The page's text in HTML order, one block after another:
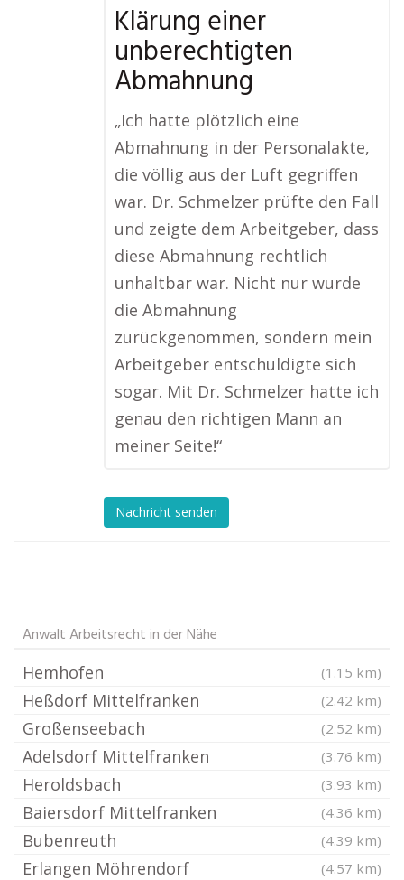
Klärung einer
unberechtigten
Abmahnung
„Ich hatte plötzlich eine
Abmahnung in der Personalakte,
die völlig aus der Luft gegriffen
war. Dr. Schmelzer prüfte den Fall
und zeigte dem Arbeitgeber, dass
diese Abmahnung rechtlich
unhaltbar war. Nicht nur wurde
die Abmahnung
zurückgenommen, sondern mein
Arbeitgeber entschuldigte sich
sogar. Mit Dr. Schmelzer hatte ich
genau den richtigen Mann an
meiner Seite!“
Nachricht senden
Anwalt Arbeitsrecht in der Nähe
Hemhofen (1.15 km)
Heßdorf Mittelfranken (2.42 km)
Großenseebach (2.52 km)
Adelsdorf Mittelfranken (3.76 km)
Heroldsbach (3.93 km)
Baiersdorf Mittelfranken (4.36 km)
Bubenreuth (4.39 km)
Erlangen Möhrendorf (4.57 km)